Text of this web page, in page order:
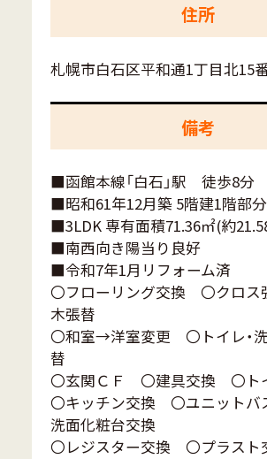
住所
札幌市白石区平和通1丁目北15
備考
■函館本線「白石」駅 徒歩8分
■昭和61年12月築 5階建1階部分
■3LDK 専有面積71.36㎡(約
■南西向き陽当り良好
■令和7年1月リフォーム済
〇フローリング交換 〇クロ
木張替
〇和室→洋室変更 〇トイレ・
替
〇玄関ＣＦ 〇建具交換 〇ト
〇キッチン交換 〇ユニット
洗面化粧台交換
〇レジスター交換 〇プラスト